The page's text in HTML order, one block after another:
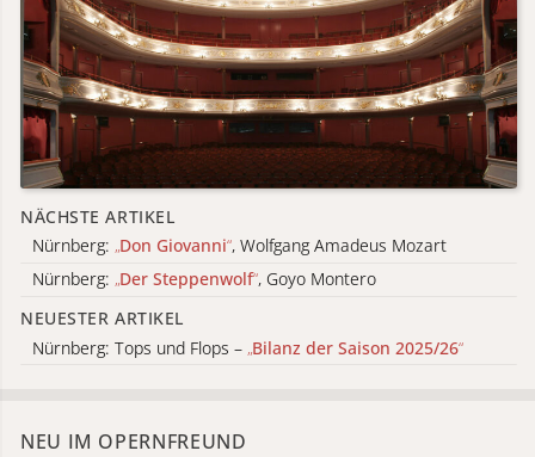
NÄCHSTE ARTIKEL
Nürnberg: „Don Giovanni“, Wolfgang Amadeus Mozart
Nürnberg: „Der Steppenwolf“, Goyo Montero
NEUESTER ARTIKEL
Nürnberg: Tops und Flops – „Bilanz der Saison 2025/26“
NEU IM OPERNFREUND